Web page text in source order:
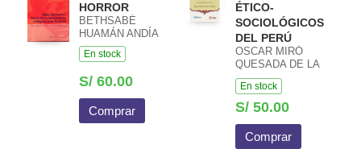
HORROR
BETHSABÉ
HUAMÁN ANDÍA
En stock
S/ 60.00
Comprar
ÉTICO-
SOCIOLÓGICOS
DEL PERÚ
OSCAR MIRÓ
QUESADA DE LA
GUERRA
En stock
S/ 50.00
Comprar